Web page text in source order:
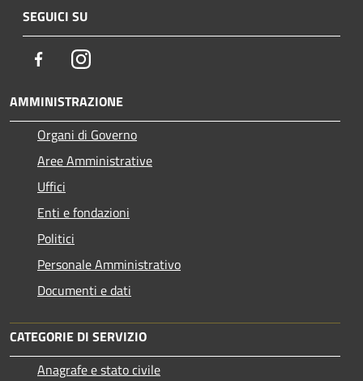
SEGUICI SU
FacebookInstagram
AMMINISTRAZIONE
Organi di Governo
Aree Amministrative
Uffici
Enti e fondazioni
Politici
Personale Amministrativo
Documenti e dati
CATEGORIE DI SERVIZIO
Anagrafe e stato civile